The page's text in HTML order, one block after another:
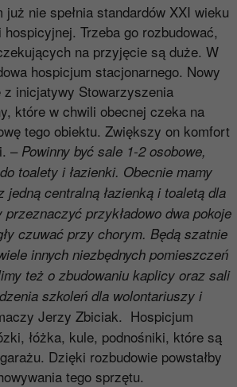
nie spełnia standardów XXI wieku
Trzeba go rozbudować,
na przyjęcie są duże. W
hospicjum stacjonarnego. Nowy
z inicjatywy Stowarzyszenia
które w chwili obecnej czeka na
tego obiektu. Zwiększy on komfort
– Powinny być sale 1-2 osobowe,
toalety i łazienki. Obecnie mamy
jedną centralną łazienką i toaletą dla
przykładowo dwa pokoje
czuwać przy chorym. Będą szatnie
innych niezbędnych pomieszczeń
też o zbudowaniu kaplicy oraz sali
szkoleń dla wolontariuszy i
Jerzy Zbiciak. Hospicjum
łóżka, kule, podnośniki, które są
Dzięki rozbudowie powstałby
tego sprzętu.